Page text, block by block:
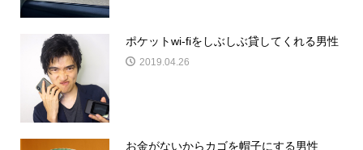
ポケットwi-fiをしぶしぶ貸してくれる男性
2019.04.26
お金がないからカゴを帽子にする男性